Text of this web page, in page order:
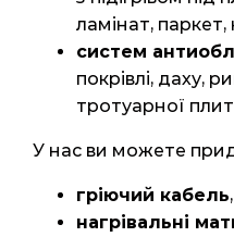
ламінат, паркет,
систем
покрівлі, даху,
тротуарної
У нас ви можете
гріючий кабель,
нагрівальні